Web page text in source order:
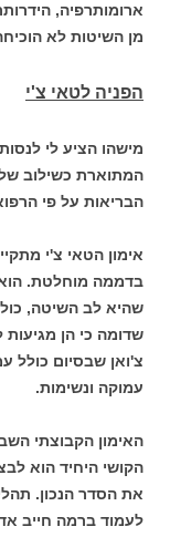
ארומותרפיה,
מן השיטות לא
הפניה לטאי צ'י
מישהו הציע לי
המתוארת כשילוב של
הבריאות על פי
אימון הטאי צ'י
בדממה מוחלטת.
שדומה כי הן
צ'ואן שבסיום כולל
עמוקה ונשימות.
האימון הקבוצתי
הקושי היחיד הוא
את הסדר הנכון.
לעמוד ברמה חייב